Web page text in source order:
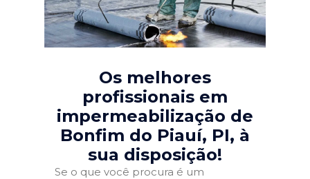
Os melhores
profissionais em
impermeabilização de
Bonfim do Piauí, PI, à
sua disposição!
Se o que você procura é um